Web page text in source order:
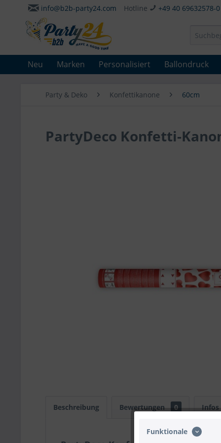
info@b2b-party24.com Hotline +49 40 69632578-0
Neu Marken Personalisiert Ballondruck
Party & Deko Konfettikanone 60cm
PartyDeco Konfetti-
Beschreibung Bewertungen 0 Infos
Funktionale